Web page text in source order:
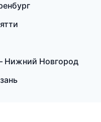
Нижний Новгород